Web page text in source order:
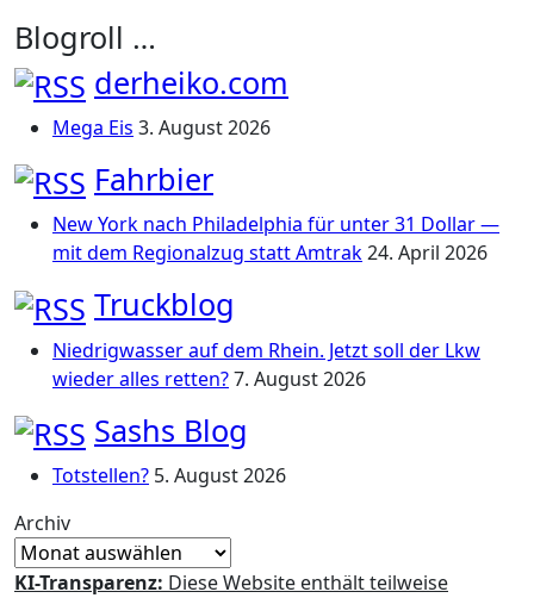
Blogroll …
derheiko.com
Mega Eis 3. August 2026
Fahrbier
New York nach Philadelphia für unter 31 Dollar —
mit dem Regionalzug statt Amtrak24. April 2026
Truckblog
Niedrigwasser auf dem Rhein. Jetzt soll der Lkw
wieder alles retten?7. August 2026
Sashs Blog
Totstellen? 5. August 2026
Archiv
KI-Transparenz: Diese Website enthält teilweise